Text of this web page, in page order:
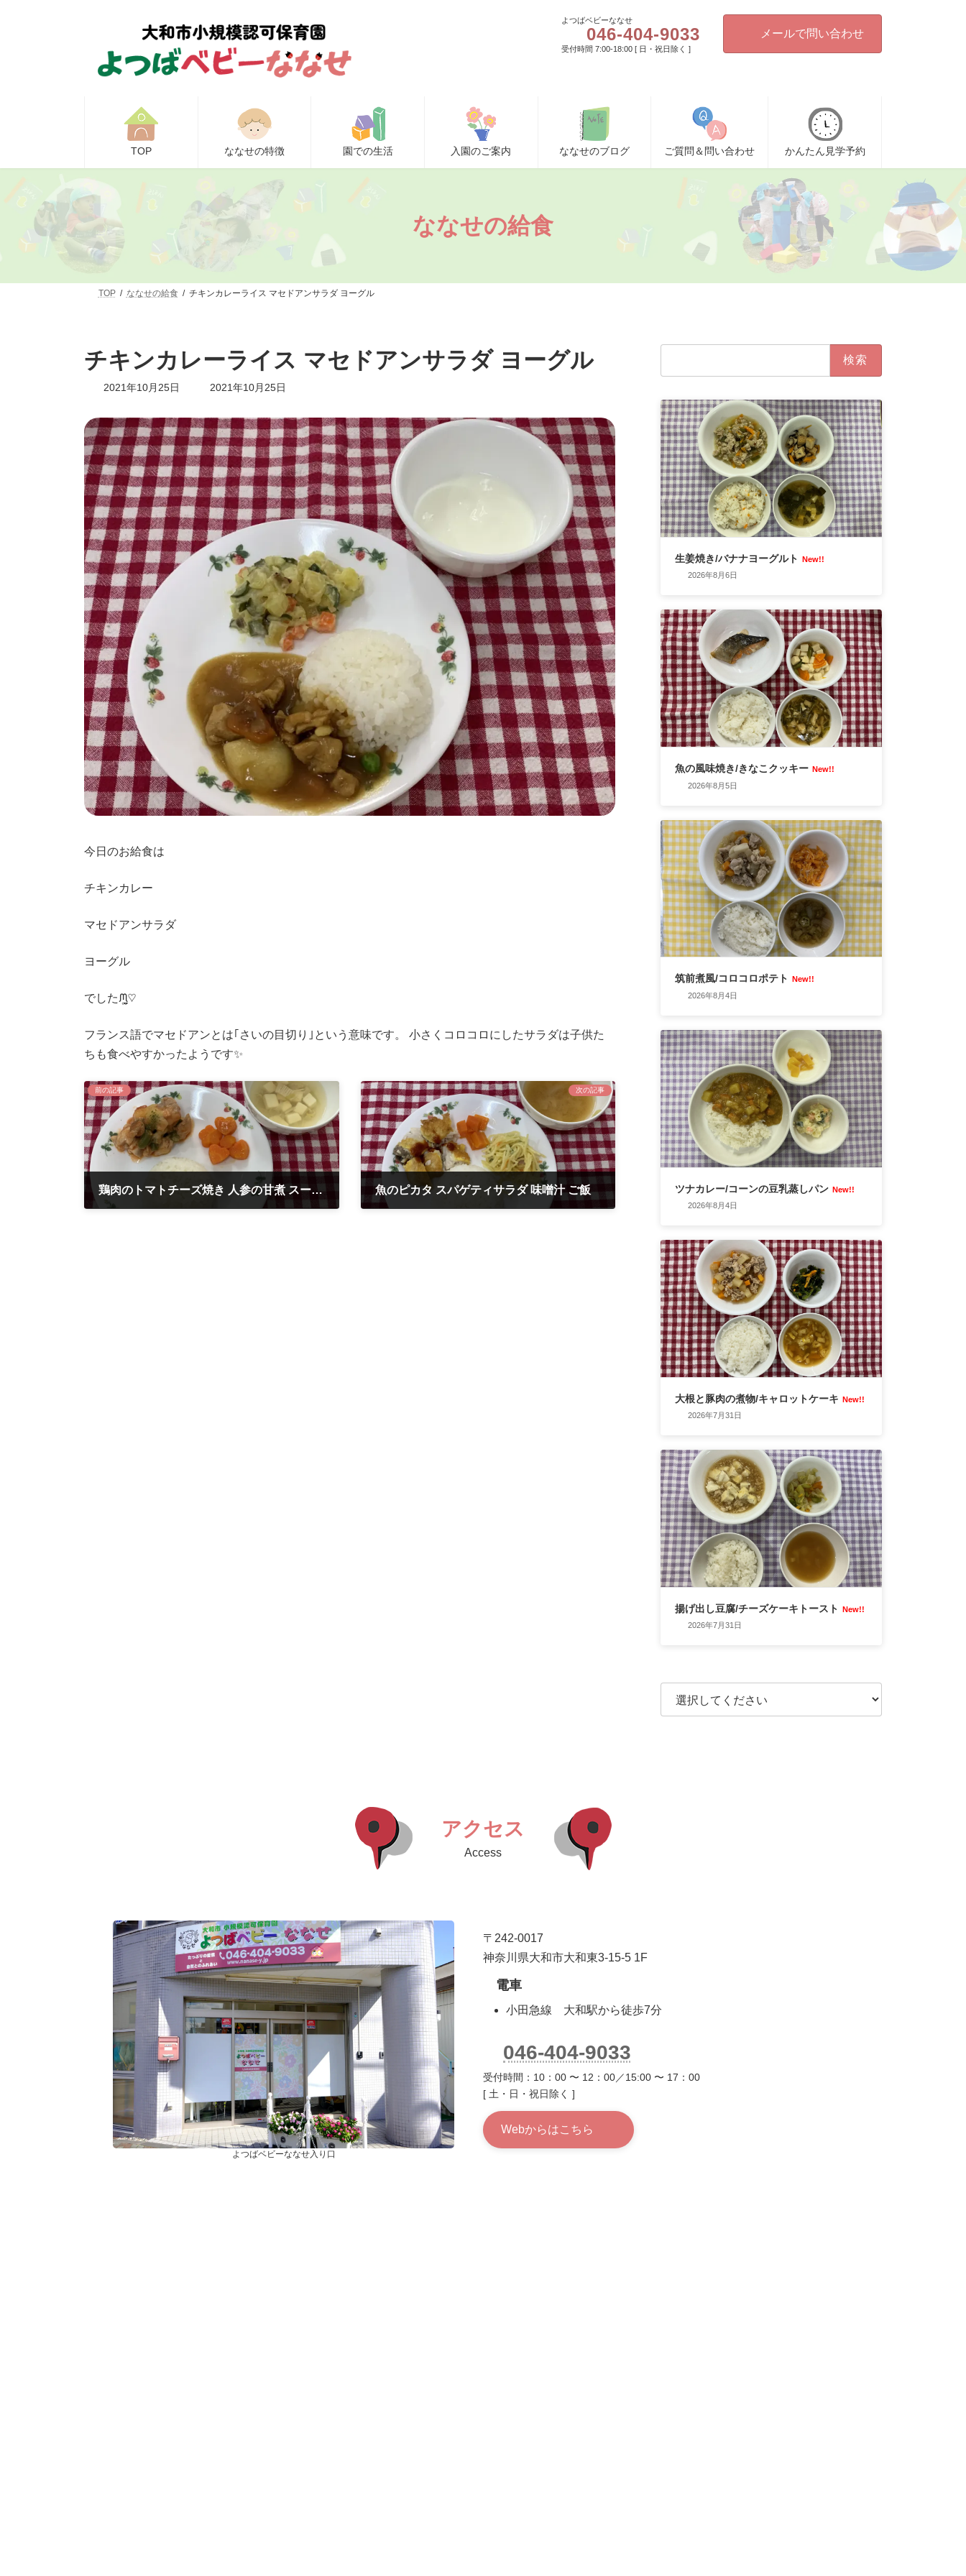
よつばベビーななせ
046-404-9033
受付時間 7:00-18:00 [ 日・祝日除く ]
メールで問い合わせ
TOP ななせの特徴 園での生活 入園のご案内 ななせのブログ ご質問＆問い合わせ かんたん見学予約
ななせの給食
TOP ななせの給食 チキンカレーライス マセドアンサラダ ヨーグル
チキンカレーライス マセドアンサラダ ヨーグル
2021年10月25日
最
新
日
時
:
2021年10月25日
今日のお給食は
チキンカレー
マセドアンサラダ
ヨーグル
でしたᙏ̤̫͚♡
フランス語でマセドアンとは｢さいの目切り｣という意味です。 小さくコロコロにしたサラダは子供た
ちも食べやすかったようです✨
前の記事
鶏肉のトマトチーズ焼き 人参の甘煮 スープ ご飯
次の記事
魚のピカタ スパゲティサラダ 味噌汁 ご飯
生姜焼き/バナナヨーグルト New!!
2026年8月6日
魚の風味焼き/きなこクッキー New!!
2026年8月5日
筑前煮風/コロコロポテト
New!!
2026年8月4日
ツナカレー/コーンの豆乳蒸しパン New!!
2026年8月4日
大根と豚肉の煮物/キャロットケーキ New!!
2026年7月31日
揚げ出し豆腐/チーズケーキトースト New!!
2026年7月31日
アクセス
Access
よつばベビーななせ入り口
〒242-0017
神奈川県大和市大和東3-15-5 1F
電車
小田急線 大和駅から徒歩7分
046-404-9033
受付時間：10：00 〜 12：00／15:00 〜 17：00
[ 土・日・祝日除く ]
Webからはこちら